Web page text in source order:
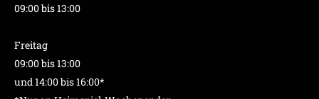
09:00 bis 13:00
Freitag
09:00 bis 13:00
und 14:00 bis 16:00*